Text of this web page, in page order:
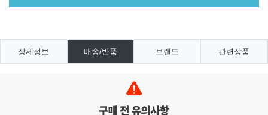
상세정보 배송/반품 브랜드 관련상품